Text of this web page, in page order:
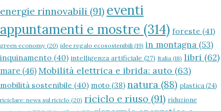
energie rinnovabili (91) eventi
appuntamenti e mostre (314) foreste (41)
green economy (20) idee regalo ecosostenibili (19) in montagna (53)
inquinamento (40) intelligenza artificiale (27) Italia (18) libri (62)
mare (46)Mobilità elettrica e ibrida: auto (63)
mobilità sostenibile (40) moto (38) natura (88) plastica(24)
riciclare: news sul riciclo (20) riciclo e riuso (91) riduzione